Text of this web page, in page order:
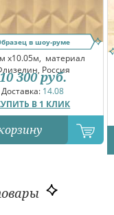
в шоу-руме
x10.05м, материал
Россия
Доставка: 14.08
В 1 КЛИК
300 руб.